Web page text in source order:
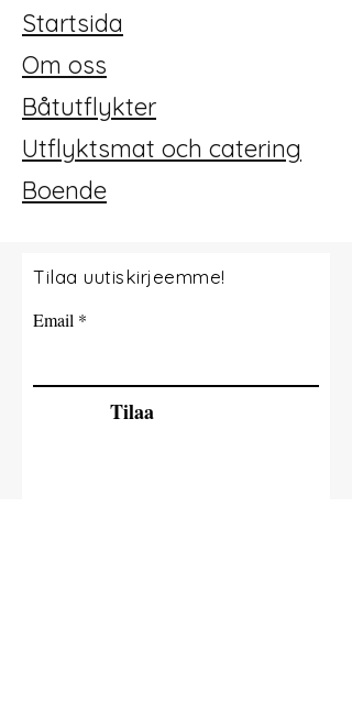
Startsida
Om oss
Båtutflykter
Utflyktsmat och catering
Boende
Tilaa uutiskirjeemme!
Email
Tilaa